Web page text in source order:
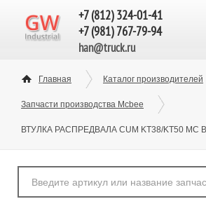
+7 (812) 324-01-41
+7 (981) 767-79-94
han@truck.ru
Главная Каталог производителей
Запчасти производства Mcbee
ВТУЛКА РАСПРЕДВАЛА CUM KT38/KT50 MC